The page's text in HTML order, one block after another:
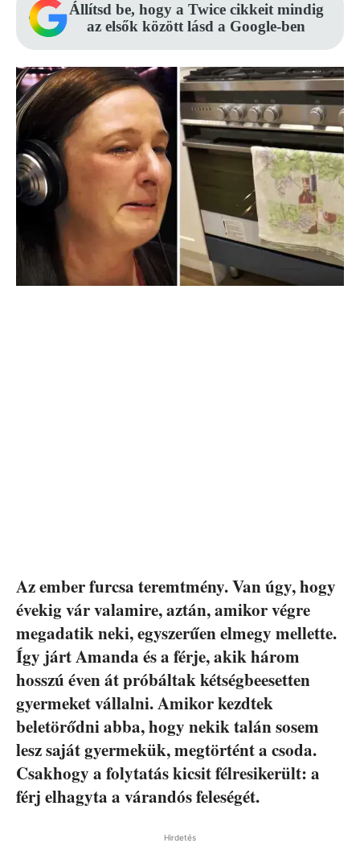
Állítsd be, hogy a Twice cikkeit mindig
az elsők között lásd a Google-ben
Az ember furcsa teremtmény. Van úgy, hogy
évekig vár valamire, aztán, amikor végre
megadatik neki, egyszerűen elmegy mellette.
Így járt Amanda és a férje, akik három
hosszú éven át próbáltak kétségbeesetten
gyermeket vállalni. Amikor kezdtek
beletörődni abba, hogy nekik talán sosem
lesz saját gyermekük, megtörtént a csoda.
Csakhogy a folytatás kicsit félresikerült: a
férj elhagyta a várandós feleségét.
Hirdetés